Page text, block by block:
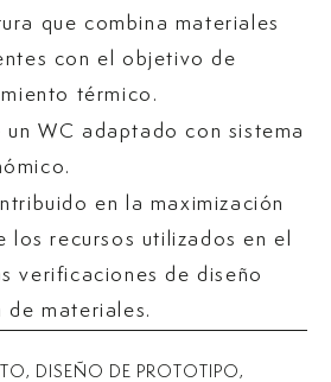
DISEÑO DE PROTOTIPO,
que combina materiales
con el objetivo de
térmico.
un WC adaptado con sistema
en la maximización
los recursos utilizados en el
verificaciones de diseño
de materiales.